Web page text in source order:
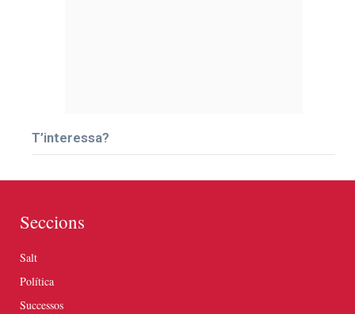
T’interessa?
Seccions
Salt
Política
Successos